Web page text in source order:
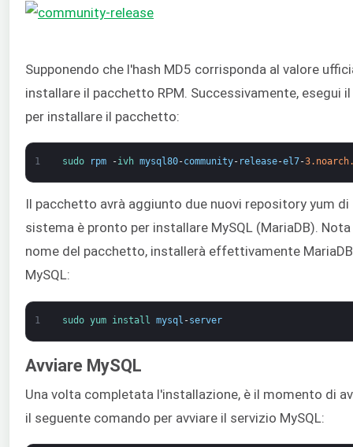
Supponendo che l'hash MD5 corrisponda al valore
installare il pacchetto RPM. Successivamente, esegui
per installare il pacchetto:
1 sudo rpm -ivh mysql80-community- release-el7-
Il pacchetto avrà aggiunto due nuovi repository yum di
sistema è pronto per installare MySQL (MariaDB).
nome del pacchetto, installerà effettivamente
MySQL:
1 sudo yum install mysql -server
Avviare MySQL
Una volta completata l'installazione, è il momento di
il seguente comando per avviare il servizio MySQL: